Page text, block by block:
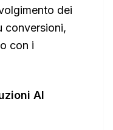
dei
conversioni,
con i
AI